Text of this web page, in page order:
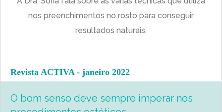
nos preenchimentos no rosto para conseguir
resultados naturais.
Revista ACTIVA - janeiro 2022
O bom senso deve sempre imperar nos